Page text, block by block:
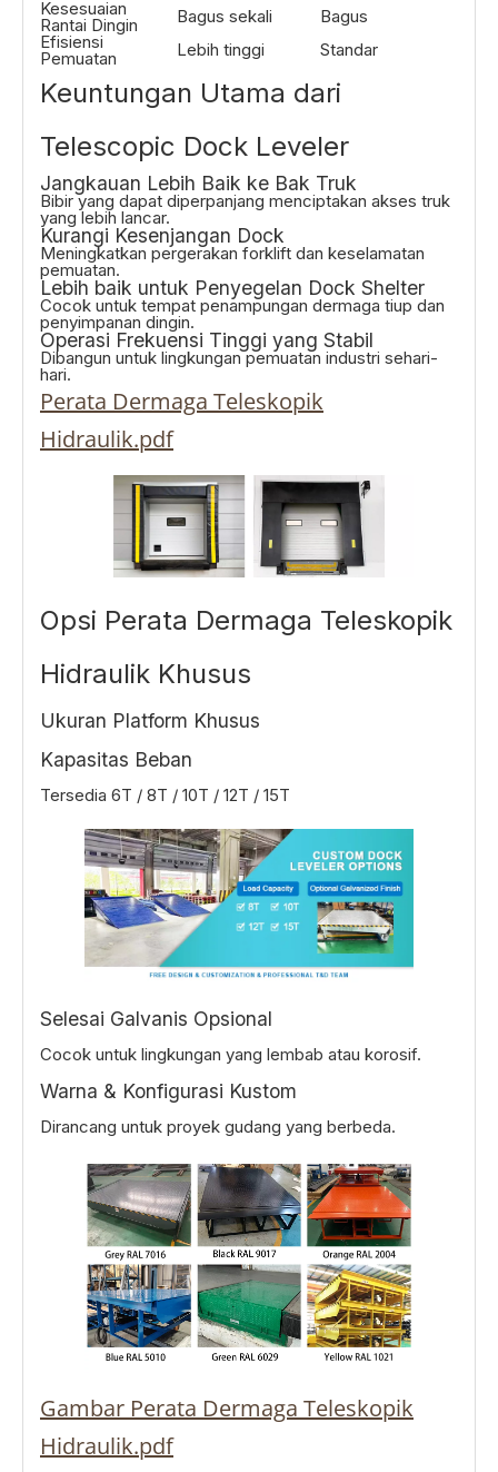
Kesesuaian
Rantai Dingin Bagus sekali
Bagus
Efisiensi
Pemuatan Lebih tinggi Standar
Keuntungan Utama dari
Telescopic Dock Leveler
Jangkauan Lebih Baik ke Bak Truk
Bibir yang dapat diperpanjang menciptakan akses truk
yang lebih lancar.
Kurangi Kesenjangan Dock
Meningkatkan pergerakan forklift dan keselamatan
pemuatan.
Lebih baik untuk Penyegelan Dock Shelter
Cocok untuk tempat penampungan dermaga tiup dan
penyimpanan dingin.
Operasi Frekuensi Tinggi yang Stabil
Dibangun untuk lingkungan pemuatan industri sehari-
hari.
Perata Dermaga Teleskopik
Hidraulik.pdf
Opsi Perata Dermaga Teleskopik
Hidraulik Khusus
Ukuran Platform Khusus
Kapasitas Beban
Tersedia 6T / 8T / 10T / 12T / 15T
Selesai Galvanis Opsional
Cocok untuk lingkungan yang lembab atau korosif.
Warna & Konfigurasi Kustom
Dirancang untuk proyek gudang yang berbeda.
Gambar Perata Dermaga Teleskopik
Hidraulik.pdf